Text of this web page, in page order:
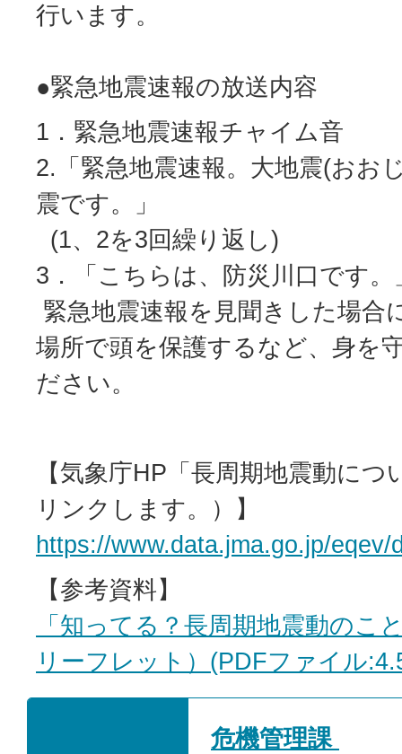
行います。
●緊急地震速報の放送内容
1．緊急地震速報チャイム音
2.「緊急地震速報。大地震(おお
震です。」
(1、2を3回繰り返し)
3．「こちらは、防災川口です。
緊急地震速報を見聞きした場合
場所で頭を保護するなど、身を
ださい。
【気象庁HP「長周期地震動に
リンクします。）】
https://www.data.jma.go.jp/
【参考資料】
「知ってる？長周期地震動のこ
リーフレット）(PDFファイル
危機管理課